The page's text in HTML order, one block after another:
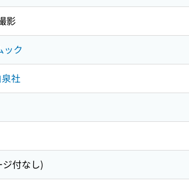
影
ック
社
付なし)